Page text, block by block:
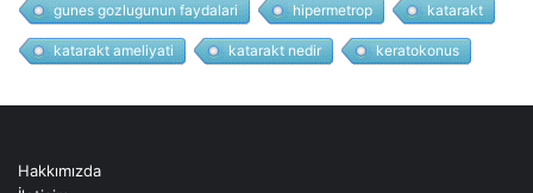
gunes gozlugunun faydalari hipermetrop katarakt
katarakt ameliyati katarakt nedir keratokonus
Hakkımızda